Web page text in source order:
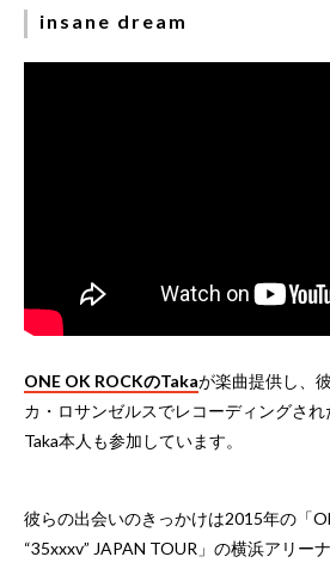
insane dream
ONE OK ROCKのTakaが楽曲提供し、
カ・ロサンゼルスでレコーディングさ
Taka本人も参加しています。
彼らの出会いのきっかけは2015年の「
“35xxxv” JAPAN TOUR」の横浜アリー